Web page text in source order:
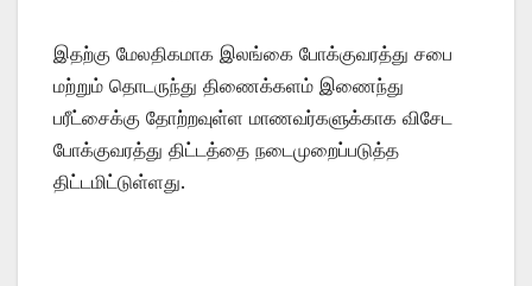
இதற்கு மேலதிகமாக இலங்கை போக்குவரத்து சபை
மற்றும் தொடருந்து திணைக்களம் இணைந்து
பரீட்சைக்கு தோற்றவுள்ள மாணவர்களுக்காக விசேட
போக்குவரத்து திட்டத்தை நடைமுறைப்படுத்த
திட்டமிட்டுள்ளது.